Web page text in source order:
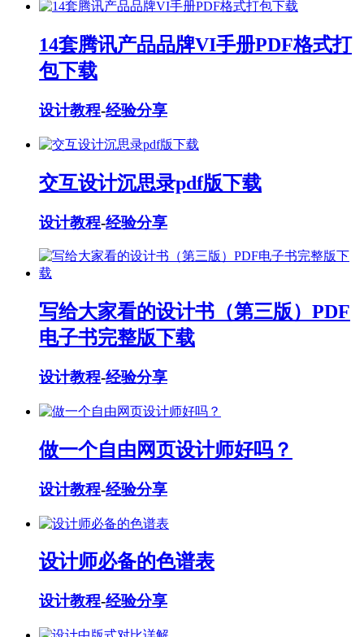
14套腾讯产品品牌VI手册PDF格式打
包下载
设计教程-经验分享
交互设计沉思录pdf版下载
设计教程-经验分享
写给大家看的设计书（第三版）PDF
电子书完整版下载
设计教程-经验分享
做一个自由网页设计师好吗？
设计教程-经验分享
设计师必备的色谱表
设计教程-经验分享